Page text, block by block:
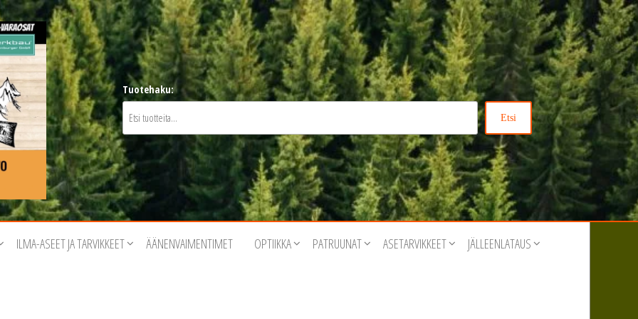
Tuotehaku:
Etsi
ILMA-ASEET JA TARVIKKEET ÄÄNENVAIMENTIMET OPTIIKKA PATRUUNAT ASETARVIKKEET JÄLLEENLATAUS